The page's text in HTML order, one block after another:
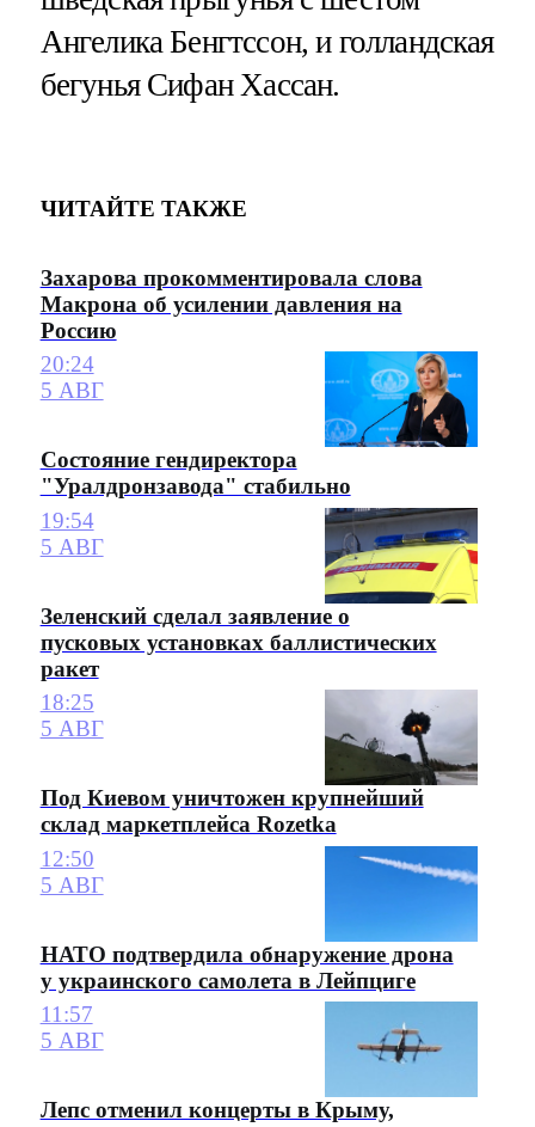
Ангелика Бенгтссон, и голландская
бегунья Сифан Хассан.
ЧИТАЙТЕ ТАКЖЕ
Захарова прокомментировала слова
Макрона об усилении давления на
Россию
20:24
5 АВГ
Состояние гендиректора
"Уралдронзавода" стабильно
19:54
5 АВГ
Зеленский сделал заявление о
пусковых установках баллистических
ракет
18:25
5 АВГ
Под Киевом уничтожен крупнейший
склад маркетплейса Rozetka
12:50
5 АВГ
НАТО подтвердила обнаружение дрона
у украинского самолета в Лейпциге
11:57
5 АВГ
Лепс отменил концерты в Крыму,